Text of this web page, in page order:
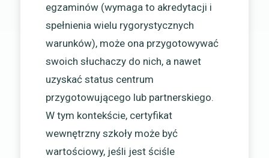
egzaminów (wymaga to akredytacji i
spełnienia wielu rygorystycznych
warunków), może ona przygotowywać
swoich słuchaczy do nich, a nawet
uzyskać status centrum
przygotowującego lub partnerskiego.
W tym kontekście, certyfikat
wewnętrzny szkoły może być
wartościowy, jeśli jest ściśle